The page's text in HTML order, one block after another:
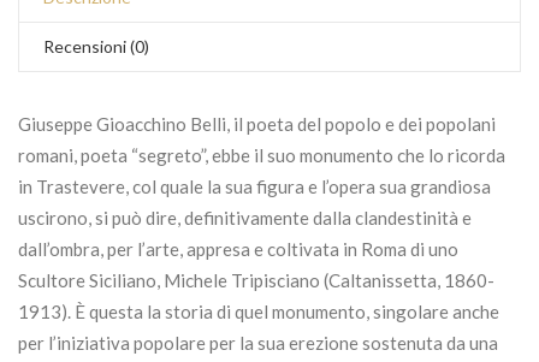
Recensioni (0)
Giuseppe Gioacchino Belli, il poeta del popolo e dei popolani
romani, poeta “segreto”, ebbe il suo monumento che lo ricorda
in Trastevere, col quale la sua figura e l’opera sua grandiosa
uscirono, si può dire, definitivamente dalla clandestinità e
dall’ombra, per l’arte, appresa e coltivata in Roma di uno
Scultore Siciliano, Michele Tripisciano (Caltanissetta, 1860-
1913). È questa la storia di quel monumento, singolare anche
per l’iniziativa popolare per la sua erezione sostenuta da una